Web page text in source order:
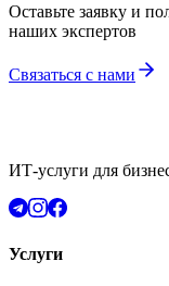
Оставьте заявку и
наших экспертов
Связаться с нами
ИТ-услуги для
Услуги